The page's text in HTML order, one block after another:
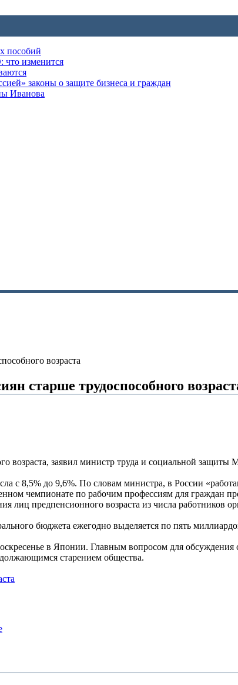
пособий
что изменится
законы о защите бизнеса и граждан
Иванова
возраста
старше трудоспособного
возраста, заявил министр труда и социальной
с 8,5% до 9,6%. По словам министра, в России
чемпионате по рабочим профессиям для граждан
лиц предпенсионного возраста из числа
бюджета ежегодно выделяется по пять
в Японии. Главным вопросом для обсуждения
старением общества.